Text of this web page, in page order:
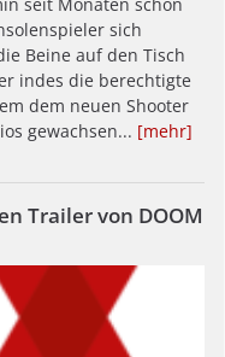
sich
Beine auf den Tisch
indes die berechtigte
dem neuen Shooter
gewachsen... [mehr]
Trailer von DOOM